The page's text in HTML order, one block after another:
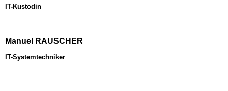
IT-Kustodin
Manuel RAUSCHER
IT-Systemtechniker